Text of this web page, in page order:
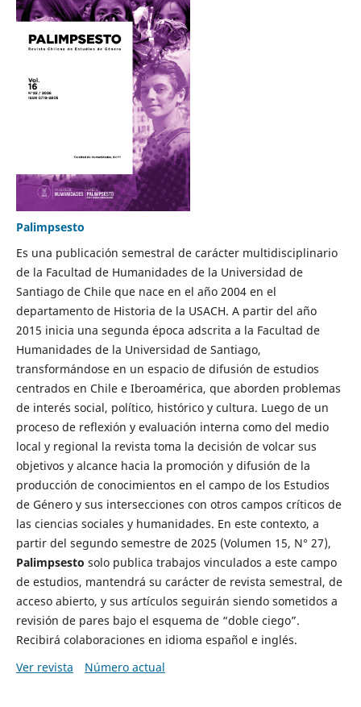
Palimpsesto
Es una publicación semestral de carácter multidisciplinario
de la Facultad de Humanidades de la Universidad de
Santiago de Chile que nace en el año 2004 en el
departamento de Historia de la USACH. A partir del año
2015 inicia una segunda época adscrita a la Facultad de
Humanidades de la Universidad de Santiago,
transformándose en un espacio de difusión de estudios
centrados en Chile e Iberoamérica, que aborden problemas
de interés social, político, histórico y cultura. Luego de un
proceso de reflexión y evaluación interna como del medio
local y regional la revista toma la decisión de volcar sus
objetivos y alcance hacia la promoción y difusión de la
producción de conocimientos en el campo de los Estudios
de Género y sus intersecciones con otros campos críticos de
las ciencias sociales y humanidades. En este contexto, a
partir del segundo semestre de 2025 (Volumen 15, N° 27),
Palimpsesto solo publica trabajos vinculados a este campo
de estudios, mantendrá su carácter de revista semestral, de
acceso abierto, y sus artículos seguirán siendo sometidos a
revisión de pares bajo el esquema de “doble ciego”.
Recibirá colaboraciones en idioma español e inglés.
Ver revista
Número actual